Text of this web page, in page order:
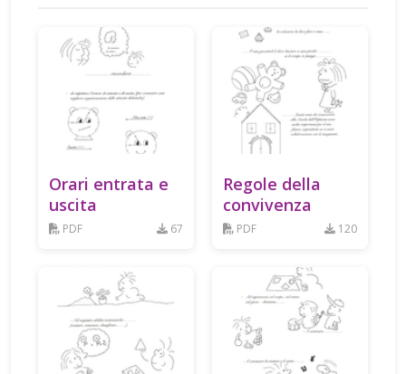
Orari entrata e
uscita
PDF 67
Regole della
convivenza
PDF 120